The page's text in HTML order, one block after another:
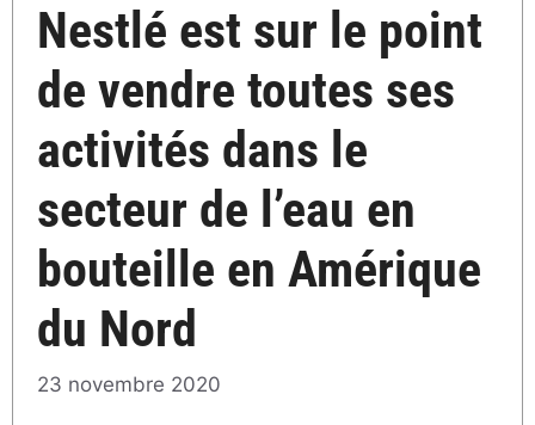
Nestlé est sur le point
de vendre toutes ses
activités dans le
secteur de l’eau en
bouteille en Amérique
du Nord
23 novembre 2020